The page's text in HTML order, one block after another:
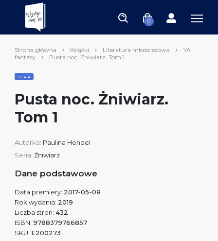
0
Strona główna Książki Literatura młodzieżowa
YA
fantasy
Pusta noc. Żniwiarz. Tom 1
SERIA
Pusta noc. Żniwiarz.
Tom 1
Autorka: Paulina Hendel
Seria: Żniwiarz
Dane podstawowe
Data premiery: 2017-05-08
Rok wydania: 2019
Liczba stron: 432
ISBN: 9788379766857
SKU: E200273